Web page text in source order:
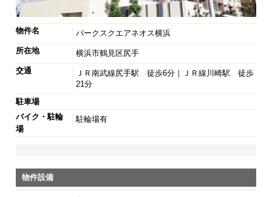
物件名
パークスクエアネオス横浜
所在地
横浜市鶴見区尻手
交通
ＪＲ南武線尻手駅 徒歩6分｜ＪＲ線川崎駅 徒歩
21分
駐車場
バイク・駐輪
場
駐輪場有
物件設備